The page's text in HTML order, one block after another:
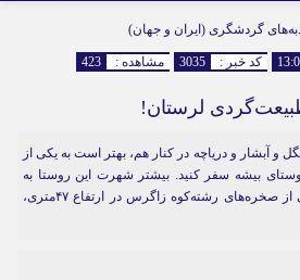
تلگرام
گردشگری (ایران و جهان)
کد خبر : 3035 مشاهده : 423
لرستان!
و آبشار و دریاچه در کنار هم، بهتر است به یکی از
بیشه سفر کنید. بیشتر شهرت این روستا به
آبشار آن است که از بالای یکی از صخره‌های رشته‌کوه زاگرس در ارتفاع ۴۷‌متری،